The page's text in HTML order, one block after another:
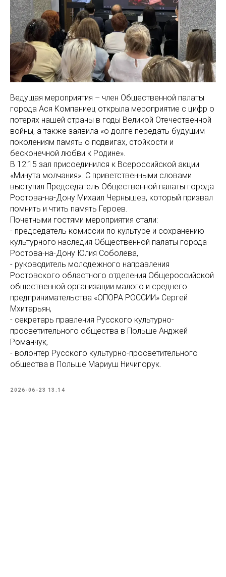
Ведущая мероприятия – член Общественной палаты
города Ася Компаниец открыла мероприятие с цифр о
потерях нашей страны в годы Великой Отечественной
войны, а также заявила «о долге передать будущим
поколениям память о подвигах, стойкости и
бесконечной любви к Родине».
В 12:15 зал присоединился к Всероссийской акции
«Минута молчания». С приветственными словами
выступил Председатель Общественной палаты города
Ростова-на-Дону Михаил Чернышев, который призвал
помнить и чтить память Героев.
Почетными гостями мероприятия стали:
- председатель комиссии по культуре и сохранению
культурного наследия Общественной палаты города
Ростова-на-Дону Юлия Соболева,
- руководитель молодежного направления
Ростовского областного отделения Общероссийской
общественной организации малого и среднего
предпринимательства «ОПОРА РОССИИ» Сергей
Мхитарьян,
- секретарь правления Русского культурно-
просветительного общества в Польше Анджей
Романчук,
- волонтер Русского культурно-просветительного
общества в Польше Мариуш Ничипорук.
2026-06-23 13:14